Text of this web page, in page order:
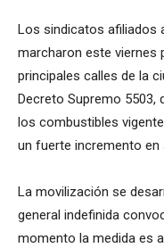
Los sindicatos afiliados
marcharon este viernes
principales calles de la
Decreto Supremo 5503,
los combustibles
un fuerte incremento en
La movilización se
general indefinida
momento la medida es